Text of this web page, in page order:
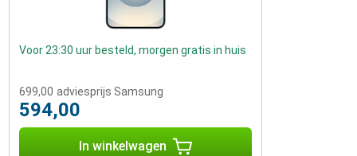
Voor 23:30 uur besteld, morgen gratis in huis
699,00 adviesprijs Samsung
594,00
In winkelwagen